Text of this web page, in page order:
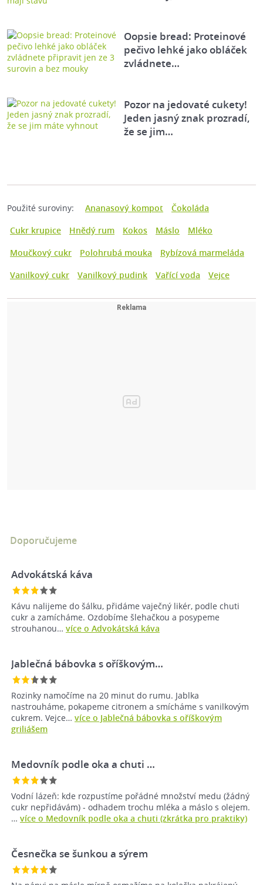
Oopsie bread: Proteinové
pečivo lehké jako obláček
zvládnete…
Pozor na jedovaté cukety!
Jeden jasný znak prozradí,
že se jim…
Použité suroviny: Ananasový kompot
Čokoláda
Cukr krupice
Hnědý rum Kokos Máslo
Mléko
Moučkový cukr
Polohrubá mouka
Rybízová marmeláda
Vanilkový cukr
Vanilkový pudink Vařící voda Vejce
Doporučujeme
Advokátská káva
Kávu nalijeme do šálku, přidáme vaječný likér, podle chuti
cukr a zamícháme. Ozdobíme šlehačkou a posypeme
strouhanou… více o Advokátská káva
Jablečná bábovka s oříškovým…
Rozinky namočíme na 20 minut do rumu. Jablka
nastrouháme, pokapeme citronem a smícháme s vanilkovým
cukrem. Vejce… více o Jablečná bábovka s oříškovým
griliášem
Medovník podle oka a chuti …
Vodní lázeň: kde rozpustíme pořádné množství medu (žádný
cukr nepřidávám) - odhadem trochu mléka a máslo s olejem.
… více o Medovník podle oka a chuti (zkrátka pro praktiky)
Česnečka se šunkou a sýrem